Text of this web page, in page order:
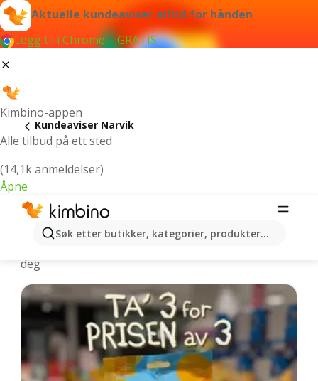
Aktuelle kundeaviser alltid for hånden
Legg til i Chrome – GRATIS
Kimbino-appen
Alle tilbud på ett sted
(14,1k anmeldelser)
Åpne
Søk etter butikker, kategorier, produkter...
Kundeaviser Narvik
Narvik - Nyeste kundeaviser
deg